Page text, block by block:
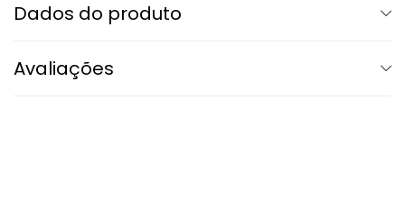
Dados do produto
Avaliações